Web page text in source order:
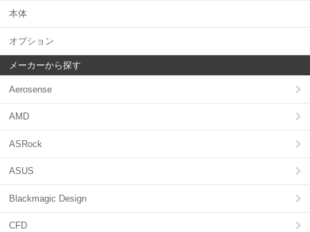
本体
オプション
メーカーから探す
Aerosense
AMD
ASRock
ASUS
Blackmagic Design
CFD